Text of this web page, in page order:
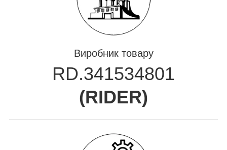
Виробник товару
RD.341534801
(RIDER)